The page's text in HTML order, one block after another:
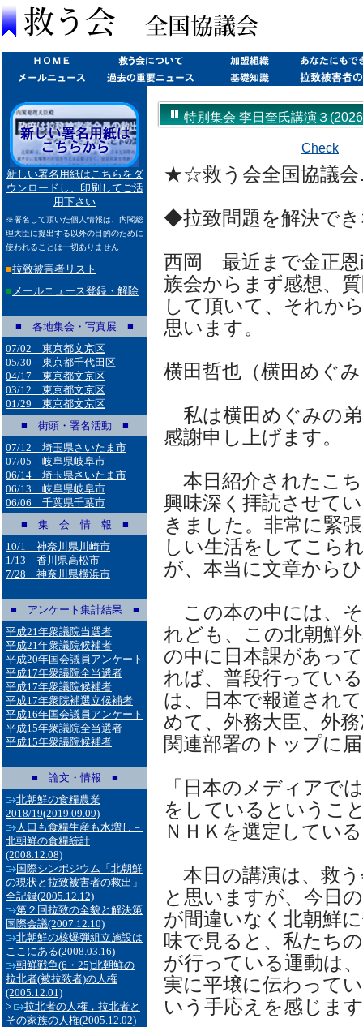
新しい署名用紙はこちらをダ
ウンロードし、印刷してご活
用下さい
※署名して頂いた個人情報は、内閣総
理大臣に提出する以外の目的のために
使われることは一切ありません
■拉致被害者リスト
■ メールニュース登録・解除
■ 各地集会・写真展 ■
07/02 東京都文京区
05/30 東京都千代田区
04/17 東京都文京区
03/12 東京都文京区
01/29 東京都文京区
■ 街頭・署名活動 ■
07/12 埼玉県さいたま市
07/05 岐阜県岐阜市
06/14 埼玉県さいたま市
06/13 岐阜県岐阜市
06/06 千葉県千葉市
■ 集 会 情 報 ■
10/1 神奈川県川崎市
1/13 香川県高松市
7/28 神奈川県横浜市
■ アンケート集計結果 ■
平成21年衆議院当選者
平成21年衆議院候補者
平成20年国会議員アンケート
平成17年衆議院全当選者
平成17年衆議院候補者
平成17年衆院補選立候補者
平成16年国会議員アンケート
平成15年衆議院全当選者
平成15年衆議院候補者
■ 論文・情報 ■
北朝鮮の食糧農業
2018/19(2019.09.09)
人口も食糧生産も水増し－
北朝鮮の食糧統計
(2008.12.08)
国際シンポジウム「北朝鮮
の現状と拉致被害者の救出」
全記録(2005.12.12)
第２回拉致の全貌と解決策
国際会議(2007.12.10)
北朝鮮の核爆弾組立施設は
ここにある(2008.03.16)
朝鮮戦争(6・25)北朝鮮の
拉北者(被拉致者)の人権
(2005.12.01)
>
拉北者の人権，拉北者と
その家族の人権(2005.12.02)
特別集会 李日奎氏講演３
Check
★☆救う会全国協議
◆拉致問題を解決で
西岡 最近まで金正恩
族会からまず感想、
して頂いて、それか
思います。
横田哲也（横田めぐ
私は横田めぐみの
感謝申し上げます。
本日紹介されたこ
興味深く拝読させて
きました。非常に緊
しい生活をしてこら
が、本当に文章から
この本の中には、
れども、この北朝鮮
の中に日本課があっ
れば、普段行ってい
は、日本で報道され
めて、外務大臣、外
関連部署のトップに
「日本のメディアで
をしているというこ
ＮＨＫを選定してい
本日の講演は、救
と思いますが、今日
が間違いなく北朝鮮
味で見ると、私たち
が行っている運動は
実に平壌に伝わって
いう手応えを感じま